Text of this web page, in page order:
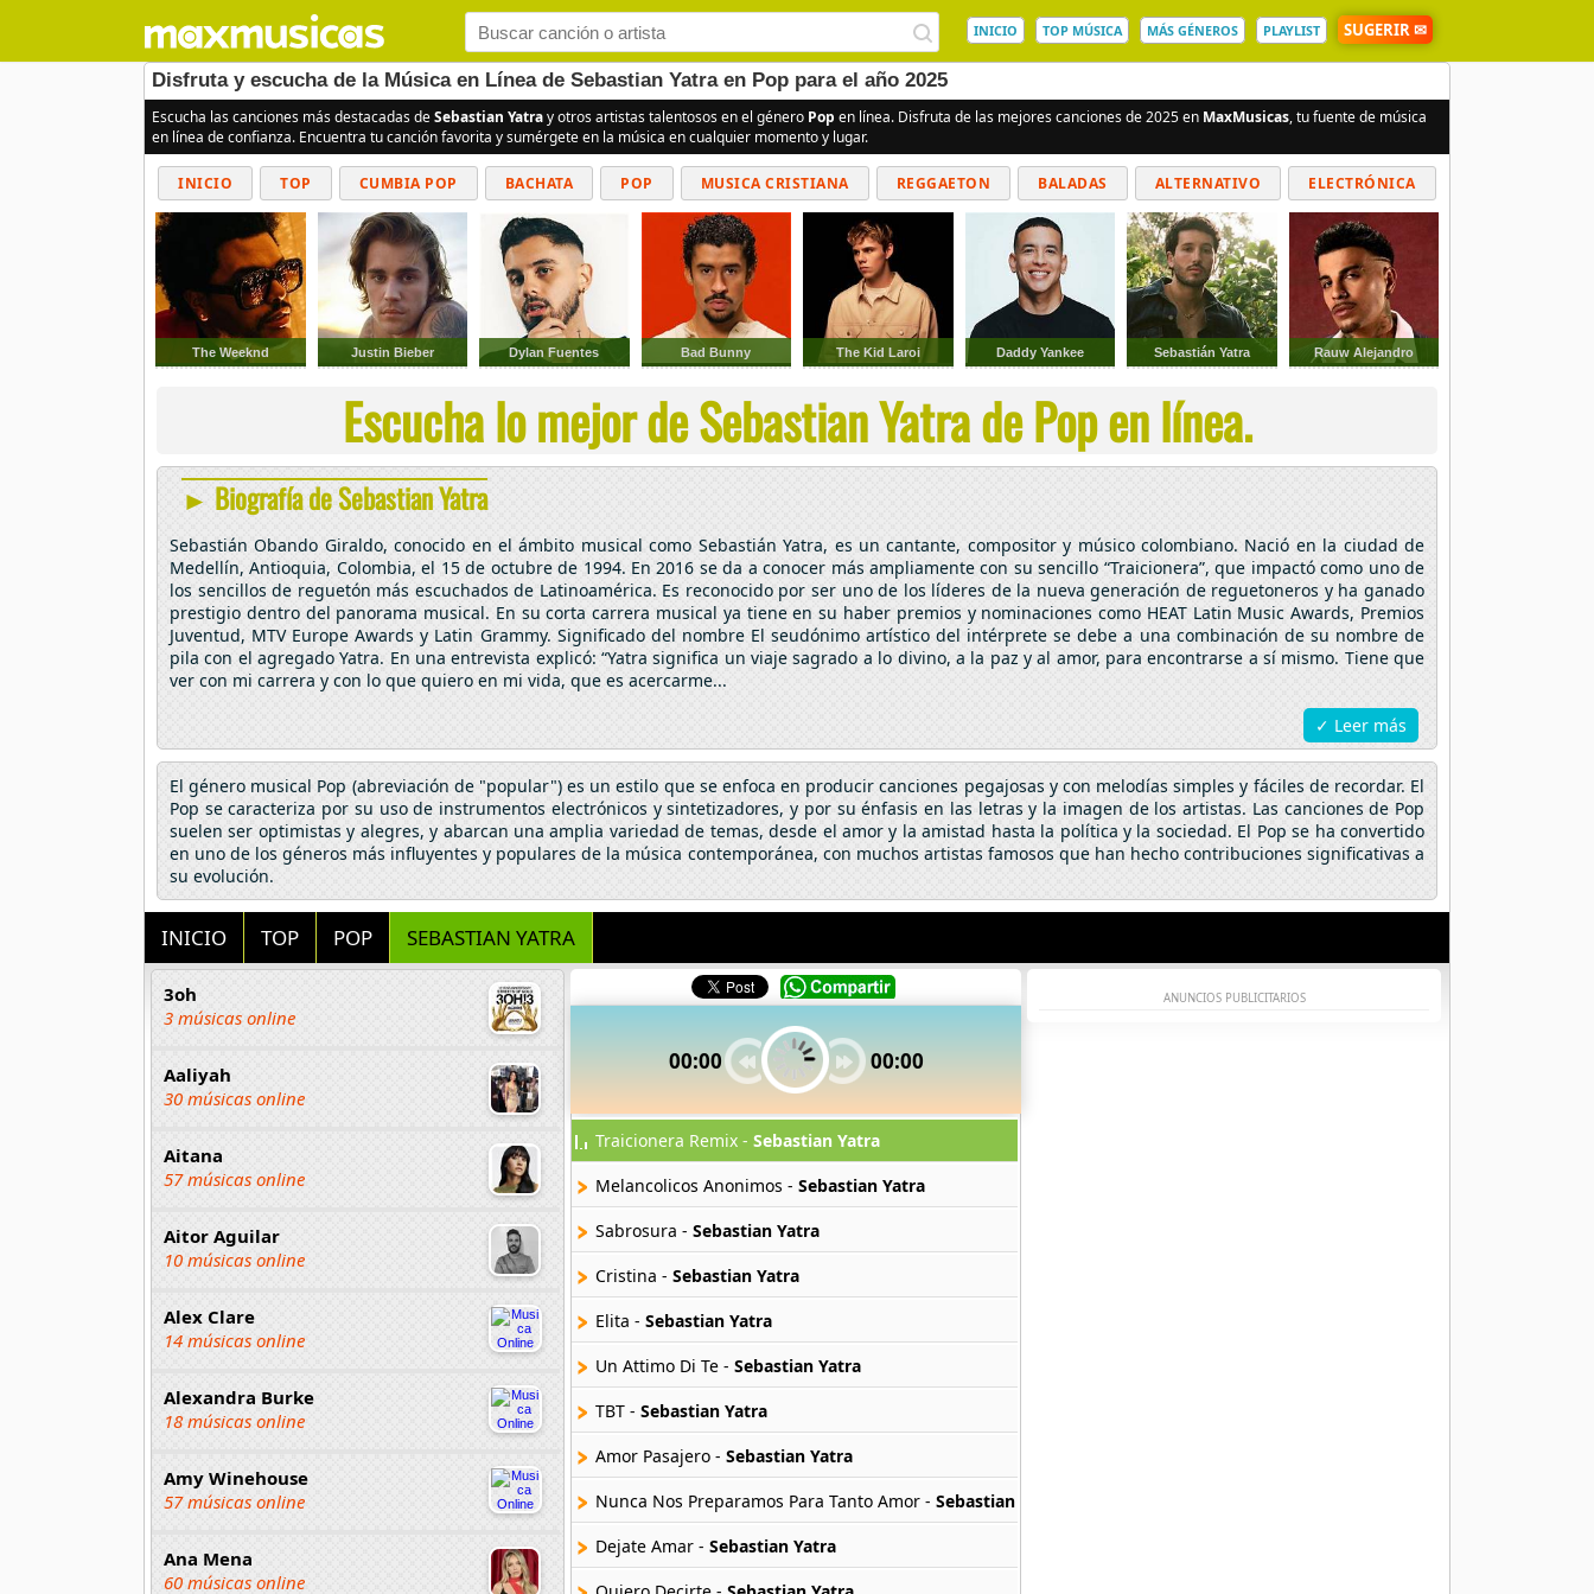
INICIO TOP MÚSICA MÁS GÉNEROS PLAYLIST SUGERIR ✉
Disfruta y escucha de la Música en Línea de Sebastian Yatra en Pop para el año 2025
Escucha las canciones más destacadas deSebastian Yatray otros artistas talentosos en el género Pop en línea. Disfruta de las mejores canciones de 2025 en MaxMusicas, tu fuente de música
en línea de confianza. Encuentra tu canción favorita y sumérgete en la música en cualquier momento y lugar.
INICIO TOP CUMBIA POP BACHATA POP MUSICA CRISTIANA REGGAETON BALADAS ALTERNATIVO ELECTRÓNICA
The Weeknd Justin Bieber Dylan Fuentes Bad Bunny The Kid Laroi Daddy Yankee Sebastián Yatra Rauw Alejandro
Escucha lo mejor de Sebastian Yatra de Pop en línea.
► Biografía de Sebastian Yatra
Sebastián Obando Giraldo, conocido en el ámbito musical como Sebastián Yatra, es un cantante, compositor y músico colombiano. Nació en la ciudad de
Medellín, Antioquia, Colombia, el 15 de octubre de 1994. En 2016 se da a conocer más ampliamente con su sencillo “Traicionera”, que impactó como uno de
los sencillos de reguetón más escuchados de Latinoamérica. Es reconocido por ser uno de los líderes de la nueva generación de reguetoneros y ha ganado
prestigio dentro del panorama musical. En su corta carrera musical ya tiene en su haber premios y nominaciones como HEAT Latin Music Awards, Premios
Juventud, MTV Europe Awards y Latin Grammy. Significado del nombre El seudónimo artístico del intérprete se debe a una combinación de su nombre de
pila con el agregado Yatra. En una entrevista explicó: “Yatra significa un viaje sagrado a lo divino, a la paz y al amor, para encontrarse a sí mismo. Tiene que
ver con mi carrera y con lo que quiero en mi vida, que es acercarme...
✓ Leer más
El género musical Pop (abreviación de "popular") es un estilo que se enfoca en producir canciones pegajosas y con melodías simples y fáciles de recordar. El
Pop se caracteriza por su uso de instrumentos electrónicos y sintetizadores, y por su énfasis en las letras y la imagen de los artistas. Las canciones de Pop
suelen ser optimistas y alegres, y abarcan una amplia variedad de temas, desde el amor y la amistad hasta la política y la sociedad. El Pop se ha convertido
en uno de los géneros más influyentes y populares de la música contemporánea, con muchos artistas famosos que han hecho contribuciones significativas a
su evolución.
INICIO TOP POP SEBASTIAN YATRA
3oh
3 músicas online
Aaliyah
30 músicas online
Aitana
57 músicas online
Aitor Aguilar
10 músicas online
Alex Clare
14 músicas online
Alexandra Burke
18 músicas online
Amy Winehouse
57 músicas online
Ana Mena
60 músicas online
00:00 00:00
Traicionera Remix - Sebastian Yatra
Melancolicos Anonimos - Sebastian Yatra
Sabrosura - Sebastian Yatra
Cristina - Sebastian Yatra
Elita - Sebastian Yatra
Un Attimo Di Te - Sebastian Yatra
TBT - Sebastian Yatra
Amor Pasajero - Sebastian Yatra
Nunca Nos Preparamos Para Tanto Amor - Sebastian Yatra
Dejate Amar - Sebastian Yatra
ANUNCIOS PUBLICITARIOS